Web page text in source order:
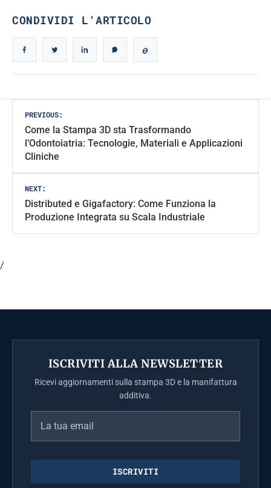
CONDIVIDI L'ARTICOLO
Post
navigation
PREVIOUS:
Come la Stampa 3D sta Trasformando
l’Odontoiatria: Tecnologie, Materiali e Applicazioni
Cliniche
NEXT:
Distributed e Gigafactory: Come Funziona la
Produzione Integrata su Scala Industriale
/
ISCRIVITI ALLA NEWSLETTER
Ricevi aggiornamenti sulla stampa 3D e la manifattura
additiva.